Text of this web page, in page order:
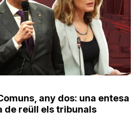
any dos: una entesa
de reüll els tribunals